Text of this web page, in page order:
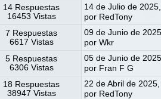
14 Respuestas
16453 Vistas
14 de Julio de
por RedTony
7 Respuestas
6617 Vistas
09 de Junio de
porWkr
5 Respuestas
6306 Vistas
05 de Junio de
por Fran F G
18 Respuestas
38947 Vistas
22 de Abril de
por RedTony